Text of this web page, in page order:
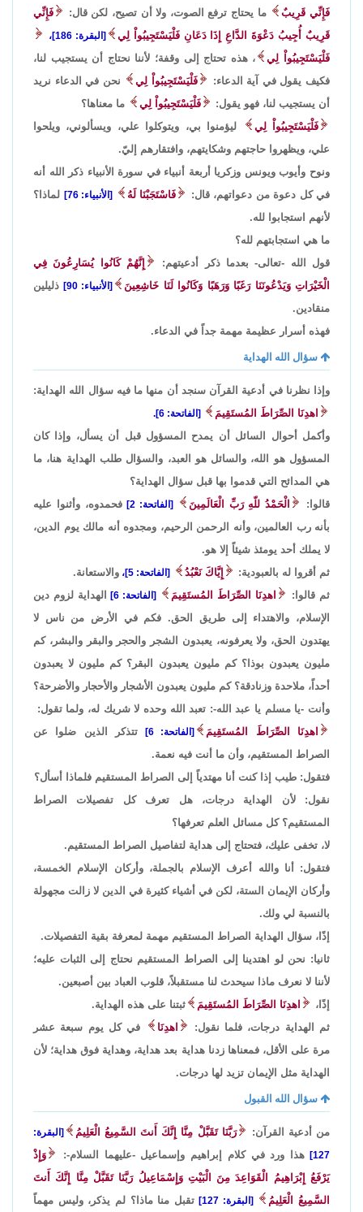
فَإِنِّي قَرِيبٌ
ما يحتاج ترفع الصوت، ولا أن تصيح، لكن قال:
فَإِنِّي
قَرِيبٌ أُجِيبُ دَعْوَةَ الدَّاعِ إِذَا دَعَانِ فَلْيَسْتَجِيبُواْ لِي
[البقرة: 186]،
فَلْيَسْتَجِيبُواْ لِي
، هذه تحتاج إلى وقفة؛ لأننا نحتاج أن يستجيب لنا،
فكيف يقول في آية الدعاء:
فَلْيَسْتَجِيبُواْ لِي
نحن في الدعاء نريد
أن يستجيب لنا، فهو يقول:
فَلْيَسْتَجِيبُواْ لِي
ما معناها؟
فَلْيَسْتَجِيبُواْ لِي
ليؤمنوا بي، ويتوكلوا علي، ويسألوني، ويلحوا
علي، ويظهروا حاجتهم وشكايتهم، وافتقارهم إليّ.
ونوح وأيوب ويونس وزكريا أربعة أنبياء في سورة الأنبياء ذكر الله أنه
في كل دعوة من دعواتهم، قال:
فَاسْتَجَبْنَا لَهُ [الأنبياء: 76]
لماذا؟
لأنهم استجابوا لله.
ما هي استجابتهم لله؟
قول الله -تعالى- بعدما ذكر أدعيتهم:
إِنَّهُمْ كَانُوا يُسَارِعُونَ فِي
الْخَيْرَاتِ وَيَدْعُونَنَا رَغَبًا وَرَهَبًا وَكَانُوا لَنَا خَاشِعِينَ
[الأنبياء: 90]
ذليلين
منقادين.
فهذه أسرار عظيمة مهمة جداً في الدعاء.
سؤال الله الهداية
وإذا نظرنا في أدعية القرآن سنجد أن منها ما فيه سؤال الله الهداية:
اهدِنَا الصِّرَاطَ المُستَقِيمَ
[الفاتحة: 6].
وأكمل أحوال السائل أن يمدح المسؤول قبل أن يسأل، وإذا كان
المسؤول هو الله، والسائل هو العبد، والسؤال طلب الهداية هنا، ما
هي المدائح التي قدموا بها قبل سؤال الهداية؟
قالوا:
الْحَمْدُ للّهِ رَبِّ الْعَالَمِينَ [الفاتحة: 2]
فحمدوه، وأثنوا عليه
بأنه رب العالمين، وأنه الرحمن الرحيم، ومجدوه أنه مالك يوم الدين،
لا يملك أحد يومئذ شيئاً إلا هو.
ثم أقروا له بالعبودية:
إِيَّاكَ نَعْبُدُ [الفاتحة: 5]،
والاستعانة.
ثم قالوا:
اهدِنَا الصِّرَاطَ المُستَقِيمَ [الفاتحة: 6]
الهداية لزوم دين
الإسلام، والاهتداء إلى طريق الحق. فكم في الأرض من ناس لا
يهتدون الحق، ولا يعرفونه، يعبدون الشجر والحجر والبقر والبشر، كم
مليون يعبدون بوذا؟ كم مليون يعبدون البقر؟ كم مليون لا يعبدون
أحداً، ملاحدة وزنادقة؟ كم مليون يعبدون الأشجار والأحجار والأضرحة؟
وأنت -يا مسلم يا عبد الله-: تعبد الله وحده لا شريك له، ولما تقول:
اهدِنَا الصِّرَاطَ المُستَقِيمَ
[الفاتحة: 6]
تتذكر الذين ضلوا عن
الصراط المستقيم، وأن ما أنت فيه نعمة.
فتقول: طيب إذا كنت أنا مهتدياً إلى الصراط المستقيم فلماذا أسأل؟
نقول: لأن الهداية درجات، هل تعرف كل تفصيلات الصراط
المستقيم؟ كل مسائل العلم تعرفها؟
لا، تخفى عليك، فتحتاج إلى هداية لتفاصيل الصراط المستقيم.
فتقول: أنا والله أعرف الإسلام بالجملة، وأركان الإسلام الخمسة،
وأركان الإيمان الستة، لكن في أشياء كثيرة في الدين لا زالت مجهولة
بالنسبة لي ولك.
إذًا، سؤال الهداية الصراط المستقيم مهمة لمعرفة بقية التفصيلات.
ثانيا: نحن لو اهتدينا إلى الصراط المستقيم نحتاج إلى الثبات عليه؛
لأننا لا نعرف ماذا سيحدث لنا مستقبلاً، قلوب العباد بين أصبعين.
إذًا،
اهدِنَا الصِّرَاطَ المُستَقِيمَ
ثبتنا على هذه الهداية.
ثم الهداية درجات، فلما نقول:
اهدِنَا
في كل يوم سبعة عشر
مرة على الأقل، فمعناها زدنا هداية بعد هداية، وهداية فوق هداية؛ لأن
الهداية مثل الإيمان تزيد لها درجات.
سؤال الله القبول
من أدعية القرآن: رَبَّنَا تَقَبَّلْ مِنَّا إِنَّكَ أَنتَ السَّمِيعُ الْعَلِيمُ
[البقرة:
127]
هذا ورد في كلام إبراهيم وإسماعيل -عليهما السلام-:
وَإِذْ
يَرْفَعُ إِبْرَاهِيمُ الْقَوَاعِدَ مِنَ الْبَيْتِ وَإِسْمَاعِيلُ رَبَّنَا تَقَبَّلْ مِنَّا إِنَّكَ أَنتَ
السَّمِيعُ الْعَلِيمُ
[البقرة: 127] تقبل منا ماذا؟ لم يذكر، وليس مهماً